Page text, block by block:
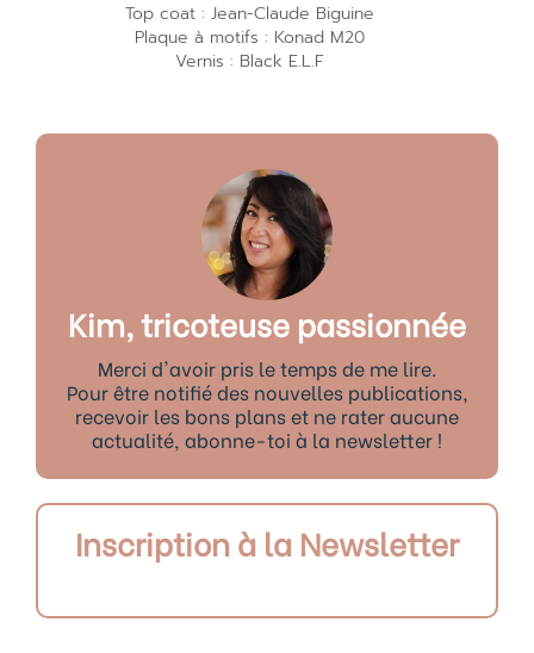
Top coat : Jean-Claude Biguine
Plaque à motifs : Konad M20
Vernis : Black E.L.F
Kim, tricoteuse passionnée
Merci d'avoir pris le temps de me lire.
Pour être notifié des nouvelles publications,
recevoir les bons plans et ne rater aucune
actualité, abonne-toi à la newsletter !
Inscription à la Newsletter